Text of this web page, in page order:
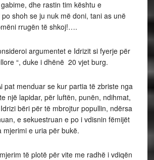
dhe rastin tim kështu e
shoh se ju nuk më doni, tani as unë
rrugën të shkoj!….
argumentet e Idrizit si fyerje për
“, duke i dhënë 20 vjet burg.
pat menduar se kur partia të zbriste nga
një lapidar, për luftën, punën, ndihmat,
bëri për të mbrojtur popullin, ndërsa
e sekuestruan e po i vdisnin fëmijët
mjerimi e uria për bukë.
të plotë për vite me radhë i vdiqën